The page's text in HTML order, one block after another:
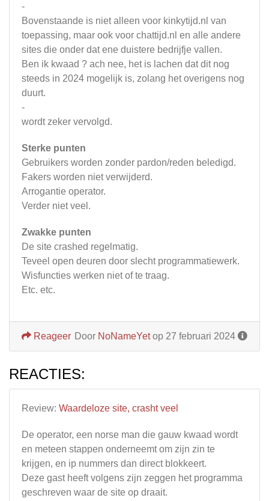
-
Bovenstaande is niet alleen voor kinkytijd.nl van
toepassing, maar ook voor chattijd.nl en alle andere
sites die onder dat ene duistere bedrijfje vallen.
Ben ik kwaad ? ach nee, het is lachen dat dit nog
steeds in 2024 mogelijk is, zolang het overigens nog
duurt.
-
wordt zeker vervolgd.
Sterke punten
Gebruikers worden zonder pardon/reden beledigd.
Fakers worden niet verwijderd.
Arrogantie operator.
Verder niet veel.
Zwakke punten
De site crashed regelmatig.
Teveel open deuren door slecht programmatiewerk.
Wisfuncties werken niet of te traag.
Etc. etc.
Door NoNameYetop 27 februari 2024
Reageer
REACTIES:
Review: Waardeloze site, crasht veel
De operator, een norse man die gauw kwaad wordt
en meteen stappen onderneemt om zijn zin te
krijgen, en ip nummers dan direct blokkeert.
Deze gast heeft volgens zijn zeggen het programma
geschreven waar de site op draait.